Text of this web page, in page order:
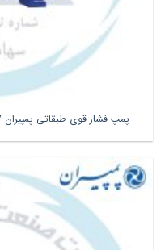
پمپ فشار قوی طبقاتی پمپیران CV